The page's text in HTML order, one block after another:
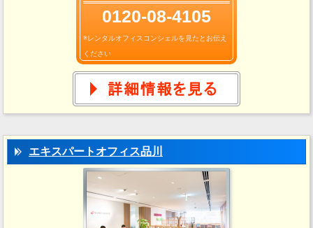
0120-08-4105
※レンタルオフィスコンシェルを見たとお伝え
ください
エキスパートオフィス品川